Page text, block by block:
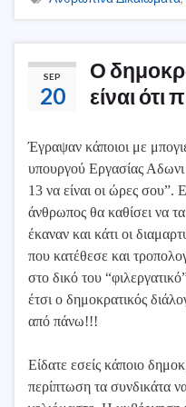
SEP
20
Ο
είναι ότι
Έγραψαν κάποιοι με
υπουργού Εργασίας
13 να είναι οι ώρες σου”.
άνθρωπος θα καθίσει να
έκαναν και κάτι οι
που κατέθεσε και
στο δικό του
έτσι ο δημοκρατικός
από πάνω!!!
Είδατε εσείς κάποιο
περίπτωση τα συνδικάτα